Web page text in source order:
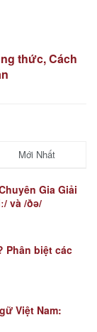
thức, Cách
Mới Nhất
Gia Giải
và /ðə/
Phân biệt các
Việt Nam: